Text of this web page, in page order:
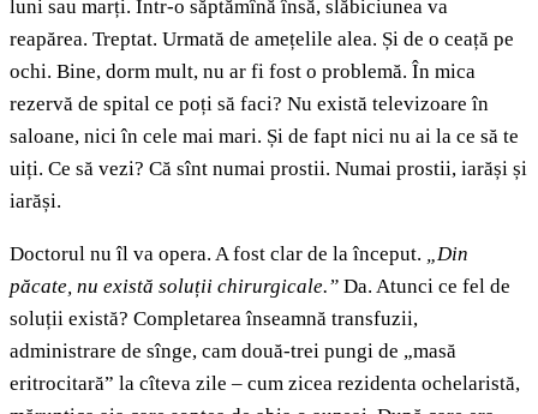
luni sau marți. Într-o săptămînă însă, slăbiciunea va
reapărea. Treptat. Urmată de amețelile alea. Și de o ceață pe
ochi. Bine, dorm mult, nu ar fi fost o problemă. În mica
rezervă de spital ce poți să faci? Nu există televizoare în
saloane, nici în cele mai mari. Și de fapt nici nu ai la ce să te
uiți. Ce să vezi? Că sînt numai prostii. Numai prostii, iarăși și
iarăși.
Doctorul nu îl va opera. A fost clar de la început. „Din
păcate, nu există soluții chirurgicale.” Da. Atunci ce fel de
soluții există? Completarea înseamnă transfuzii,
administrare de sînge, cam două-trei pungi de „masă
eritrocitară” la cîteva zile – cum zicea rezidenta ochelaristă,